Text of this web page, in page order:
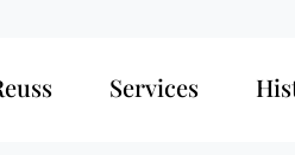
Services